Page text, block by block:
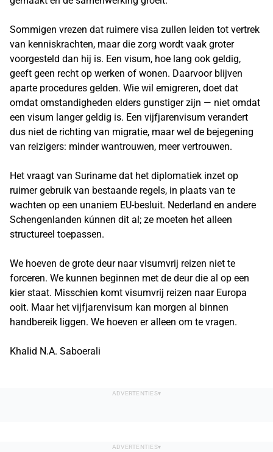
Sommigen vrezen dat ruimere visa zullen leiden tot vertrek
van kenniskrachten, maar die zorg wordt vaak groter
voorgesteld dan hij is. Een visum, hoe lang ook geldig,
geeft geen recht op werken of wonen. Daarvoor blijven
aparte procedures gelden. Wie wil emigreren, doet dat
omdat omstandigheden elders gunstiger zijn — niet omdat
een visum langer geldig is. Een vijfjarenvisum verandert
dus niet de richting van migratie, maar wel de bejegening
van reizigers: minder wantrouwen, meer vertrouwen.
Het vraagt van Suriname dat het diplomatiek inzet op
ruimer gebruik van bestaande regels, in plaats van te
wachten op een unaniem EU-besluit. Nederland en andere
Schengenlanden kúnnen dit al; ze moeten het alleen
structureel toepassen.
We hoeven de grote deur naar visumvrij reizen niet te
forceren. We kunnen beginnen met de deur die al op een
kier staat. Misschien komt visumvrij reizen naar Europa
ooit. Maar het vijfjarenvisum kan morgen al binnen
handbereik liggen. We hoeven er alleen om te vragen.
Khalid N.A. Saboerali